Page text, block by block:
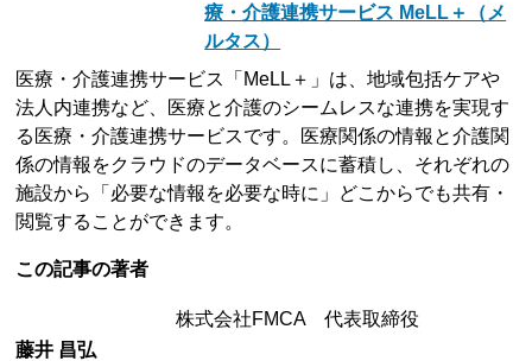
療・介護連携サービス MeLL＋（メ
ルタス）
医療・介護連携サービス「MeLL＋」は、地域包括ケアや
法人内連携など、医療と介護のシームレスな連携を実現す
る医療・介護連携サービスです。医療関係の情報と介護関
係の情報をクラウドのデータベースに蓄積し、それぞれの
施設から「必要な情報を必要な時に」どこからでも共有・
閲覧することができます。
この記事の著者
株式会社FMCA 代表取締役
藤井 昌弘